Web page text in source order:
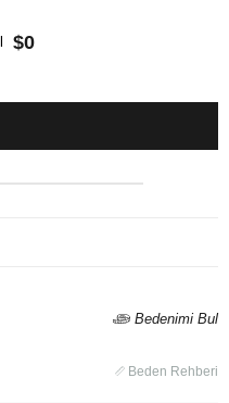
$0
Bedenimi Bul
Beden Rehberi